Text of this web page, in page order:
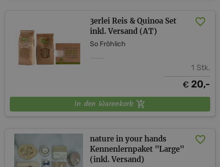
3erlei Reis & Quinoa Set
inkl. Versand (AT)
So Fröhlich
1 Stk.
€ 20,-
In den Warenkorb
nature in your hands
Kennenlernpaket "Large"
(inkl. Versand)